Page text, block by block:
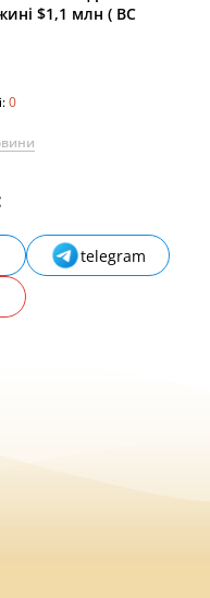
$1,1 млн ( ВС
0
telegram